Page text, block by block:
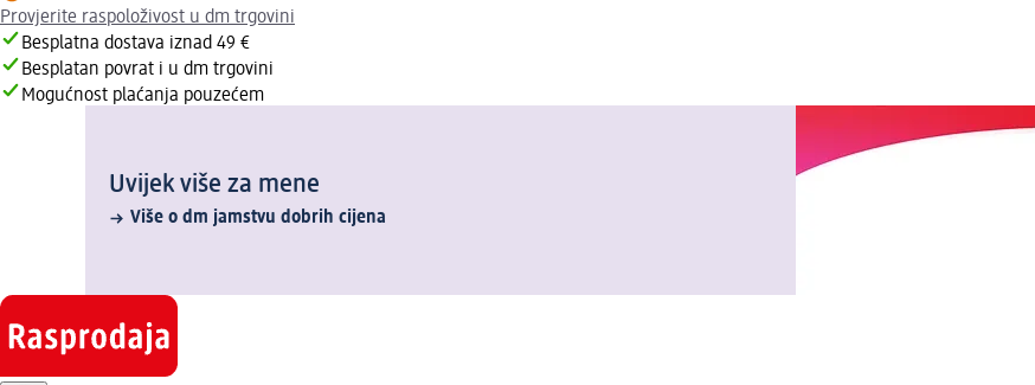
Provjerite raspoloživost u dm trgovini
Besplatna dostava iznad 49 €
Besplatan povrat i u dm trgovini
Mogućnost plaćanja pouzećem
Uvijek više za mene
Više o dm jamstvu dobrih cijena